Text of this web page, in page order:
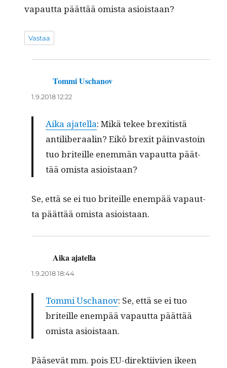
vapaut­ta päät­tää omista asioistaan?
Vastaa
Tommi Uschanov
1.9.2018 12:22
Aika ajatel­la: Mikä tekee brexi­tistä
antilib­er­aalin? Eikö brex­it päin­vas­toin
tuo briteille enem­män vapaut­ta päät­
tää omista asioistaan?
Se, että se ei tuo briteille enem­pää vapaut­
ta päät­tää omista asioistaan.
Aika ajatella
1.9.2018 18:44
Tom­mi Uschanov: Se, että se ei tuo
briteille enem­pää vapaut­ta päät­tää
omista asioistaan.
Pää­sevät mm. pois EU-direk­ti­ivien ikeen